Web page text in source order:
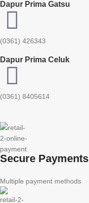
Dapur Prima Gatsu
(0361) 426343
Dapur Prima Celuk
(0361) 8405614
Secure Payments
Multiple payment methods